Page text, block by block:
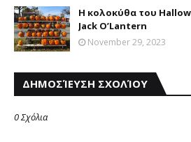
Η κολοκύθα του
Jack O’Lantern
November 29, 2023
ΔΗΜΟΣΊΕΥΣΗ ΣΧΟΛΊΟΥ
0 Σχόλια